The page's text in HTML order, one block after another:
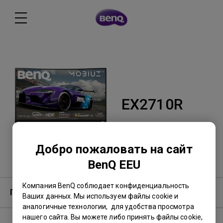
Добро пожаловать на сайт
BenQ EEU
Компания BenQ соблюдает конфиденциальность
Ваших данных. Мы используем файлы cookie и
аналогичные технологии, для удобства просмотра
нашего сайта. Вы можете либо принять файлы cookie,
EX2710R
Гарантия